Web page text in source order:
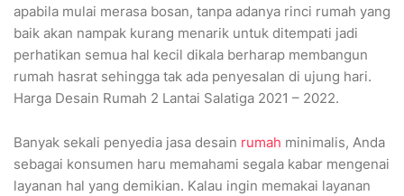
apabila mulai merasa bosan, tanpa adanya rinci rumah yang
baik akan nampak kurang menarik untuk ditempati jadi
perhatikan semua hal kecil dikala berharap membangun
rumah hasrat sehingga tak ada penyesalan di ujung hari.
Harga Desain Rumah 2 Lantai Salatiga 2021 – 2022.
Banyak sekali penyedia jasa desain rumah minimalis, Anda
sebagai konsumen haru memahami segala kabar mengenai
layanan hal yang demikian. Kalau ingin memakai layanan